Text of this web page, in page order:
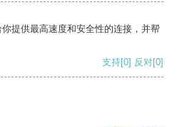
提供最高速度和安全性的连接，并帮
支持[0] 反对[0]